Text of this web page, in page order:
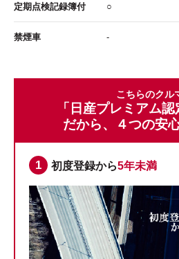
定期点検記録簿付 ○
禁煙車 -
こちらのクル
「日産プレミアム認
だから、４つの安
初度登録から5年未満